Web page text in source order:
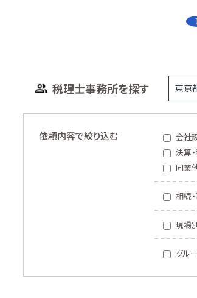
税理士事務所を探す
依頼内容で絞り込む 会社
決算
同業
相続
現場
グル